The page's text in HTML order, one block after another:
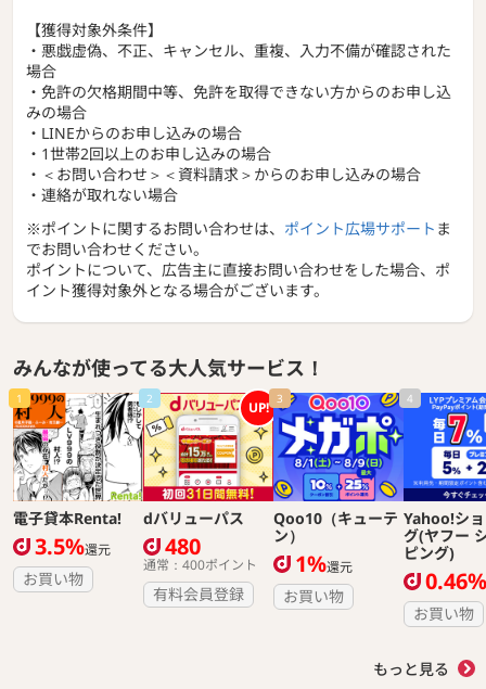
【獲得対象外条件】
・悪戯虚偽、不正、キャンセル、重複、入力不備が確認された
場合
・免許の欠格期間中等、免許を取得できない方からのお申し込
みの場合
・LINEからのお申し込みの場合
・1世帯2回以上のお申し込みの場合
・＜お問い合わせ＞＜資料請求＞からのお申し込みの場合
・連絡が取れない場合
※ポイントに関するお問い合わせは、 ポイント広場サポート ま
でお問い合わせください。
ポイントについて、広告主に直接お問い合わせをした場合、ポ
イント獲得対象外となる場合がございます。
みんなが使ってる大人気サービス！
1
電子貸本Renta!
3.5%還元
お買い物
2 UP!
dバリューパス
480
通常：400ポイント
有料会員登録
3
Qoo10（キューテ
ン）
1%還元
お買い物
4
Yahoo!シ
グ(ヤフー
ピング)
0.46%
お買い物
もっと見る